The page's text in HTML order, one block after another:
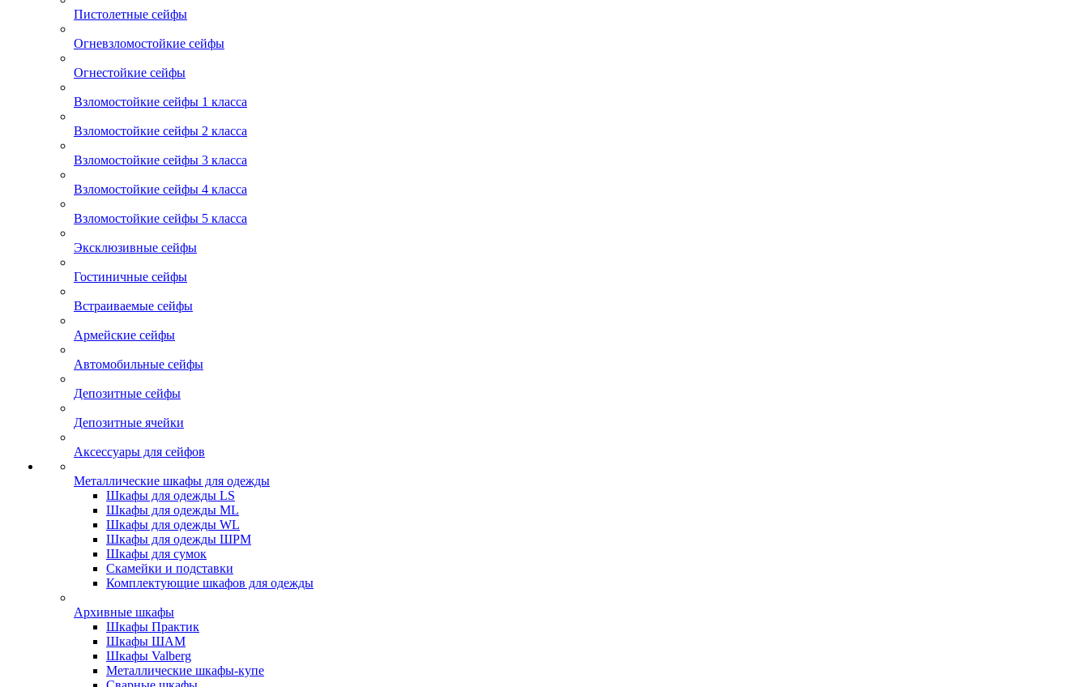
Пистолетные сейфы
Огневзломостойкие сейфы
Огнестойкие сейфы
Взломостойкие сейфы 1 класса
Взломостойкие сейфы 2 класса
Взломостойкие сейфы 3 класса
Взломостойкие сейфы 4 класса
Взломостойкие сейфы 5 класса
Эксклюзивные сейфы
Гостиничные сейфы
Встраиваемые сейфы
Армейские сейфы
Автомобильные сейфы
Депозитные сейфы
Депозитные ячейки
Аксессуары для сейфов
Металлические шкафы для одежды
Шкафы для одежды LS
Шкафы для одежды ML
Шкафы для одежды WL
Шкафы для одежды ШРМ
Шкафы для сумок
Скамейки и подставки
Комплектующие шкафов для одежды
Архивные шкафы
Шкафы Практик
Шкафы ШАМ
Шкафы Valberg
Металлические шкафы-купе